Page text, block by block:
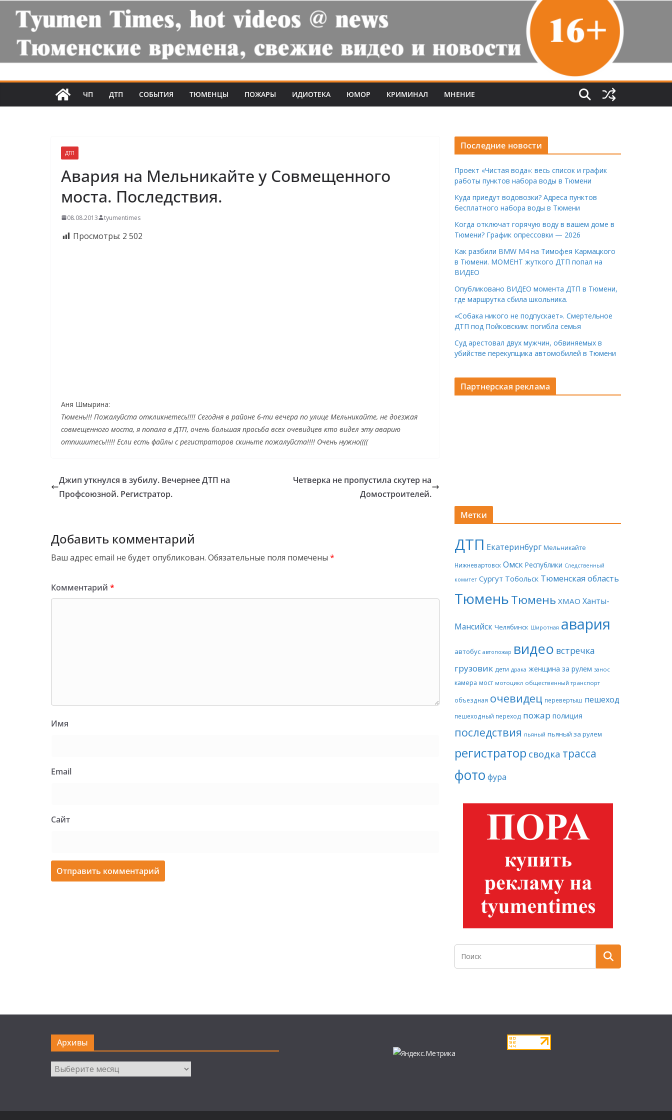
ЧП ДТП СОБЫТИЯ ТЮМЕНЦЫ ПОЖАРЫ ИДИОТЕКА ЮМОР КРИМИНАЛ МНЕНИЕ
ДТП
Авария на Мельникайте у Совмещенного
моста. Последствия.
08.08.2013 tyumentimes
Просмотры: 2 502
Аня Шмырина:
Тюмень!!! Пожалуйста откликнетесь!!!! Сегодня в районе 6-ти вечера по улице Мельникайте, не доезжая
совмещенного моста, я попала в ДТП, очень большая просьба всех очевидцев кто видел эту аварию
отпишитесь!!!!! Если есть файлы с регистраторов скиньте пожалуйста!!!! Очень нужно((((
Джип уткнулся в зубилу. Вечернее ДТП на
Профсоюзной. Регистратор.
Четверка не пропустила скутер на
Домостроителей.
Добавить комментарий
Ваш адрес email не будет опубликован. Обязательные поля помечены *
Комментарий *
Имя
Email
Сайт
Последние новости
Проект «Чистая вода»: весь список и график
работы пунктов набора воды в Тюмени
Куда приедут водовозки? Адреса пунктов
бесплатного набора воды в Тюмени
Когда отключат горячую воду в вашем доме в
Тюмени? График опрессовки — 2026
Как разбили BMW M4 на Тимофея Кармацкого
в Тюмени. МОМЕНТ жуткого ДТП попал на
ВИДЕО
Опубликовано ВИДЕО момента ДТП в Тюмени,
где маршрутка сбила школьника.
«Собака никого не подпускает». Смертельное
ДТП под Пойковским: погибла семья
Суд арестовал двух мужчин, обвиняемых в
убийстве перекупщика автомобилей в Тюмени
Партнерская реклама
Метки
ДТП Екатеринбург Мельникайте
Нижневартовск Омск Республики Следственный
комитет Сургут Тобольск Тюменская область
ТюменьТюмень ХМАО Ханты-
Мансийск Челябинск Широтная авария
автобус автопожар видео встречка
грузовик дети драка женщина за рулем занос
камера мост мотоцикл общественный транспорт
объездная очевидец перевертыш пешеход
пешеходный переход пожар полиция
последствия пьяный пьяный за рулем
регистратор сводка трасса
фото фура
Архивы
Архивы